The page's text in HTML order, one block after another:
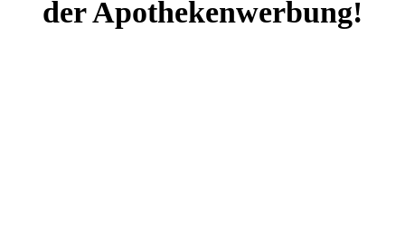
der Apothekenwerbung!